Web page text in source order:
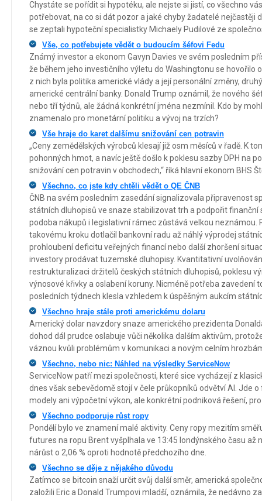
Chystáte se pořídit si hypotéku, ale nejste si jistí, co všechno
potřebovat, na co si dát pozor a jaké chyby žadatelé nejčastěji
se zeptali hypoteční specialistky Michaely Pudilové ze
Vše, co potřebujete vědět o budoucím šéfovi Fedu
Známý investor a ekonom Gavyn Davies ve svém posledním
že během jeho investičního výletu do Washingtonu se hovořilo
z nich byla politika americké vlády a její personální změny,
americké centrální banky. Donald Trump oznámil, že nového
nebo tří týdnů, ale žádná konkrétní jména nezmínil. Kdo by
znamenalo pro monetární politiku a vývoj na trzích?
Vše hraje do karet dalšímu snižování cen potravin
„Ceny zemědělských výrobců klesají již osm měsíců v řadě. K
pohonných hmot, a navíc ještě došlo k poklesu sazby DPH na
snižování cen potravin v obchodech,“ říká hlavní ekonom BHS
Všechno, co jste kdy chtěli vědět o QE ČNB
ČNB na svém posledním zasedání signalizovala připravenost
státních dluhopisů ve snaze stabilizovat trh a podpořit finanční
podoba nákupů i legislativní rámec zůstává velkou neznámou.
takovému kroku dotlačil bankovní radu až náhlý výprodej
prohloubení deficitu veřejných financí nebo další zhoršení
investory prodávat tuzemské dluhopisy. Kvantitativní
restrukturalizaci držitelů českých státních dluhopisů, poklesu
výnosové křivky a oslabení koruny. Nicméně potřeba zavedení
posledních týdnech klesla vzhledem k úspěšným aukcím
Všechno hraje stále proti americkému dolaru
Americký dolar navzdory snaze amerického prezidenta
dohod dál prudce oslabuje vůči několika dalším aktivům,
váznou kvůli problémům v komunikaci a novým celním
Všechno, nebo nic: Náhled na výsledky ServiceNow
ServiceNow patří mezi společnosti, které sice vycházejí z
dnes však sebevědomě stojí v čele průkopníků odvětví AI. Jde
modely ani výpočetní výkon, ale konkrétní podniková řešení,
Všechno podporuje růst ropy
Pondělí bylo ve znamení malé aktivity. Ceny ropy mezitím
futures na ropu Brent vyšplhala ve 13:45 londýnského času až
nárůst o 2,06 % oproti hodnotě předchozího dne.
Všechno se děje z nějakého důvodu
Zatímco se bitcoin snaží určit svůj další směr, americká
založili Eric a Donald Trumpovi mladší, oznámila, že nedávno